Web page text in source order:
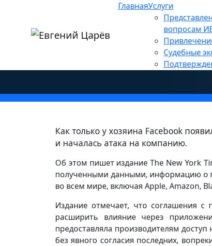
ГлавнаяУслуги
вопросам
Судебные
Персональные
Facebook «сливал»
смартфонов
Как только у хозяина Facebook
и началась атака на компанию.
Об этом пишет издание The New York
полученными данными, информацию о
во всем мире, включая Apple, Amazon,
Издание отмечает, что соглашения с
расширить влияние через
предоставляла производителям
без явного согласия последних,